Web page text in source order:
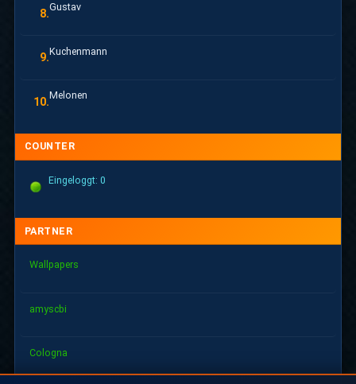
8.Gustav
9.Kuchenmann
10.Melonen
COUNTER
Eingeloggt: 0
PARTNER
Wallpapers
amyscbi
Cologna